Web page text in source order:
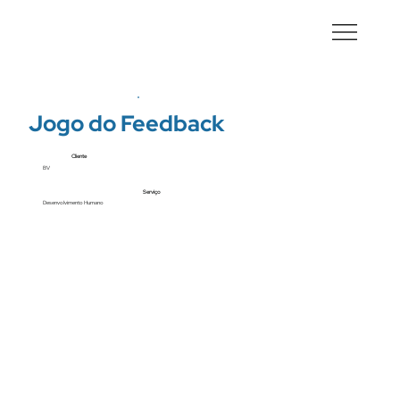
Jogo do Feedback
Cliente
BV
Serviço
Desenvolvimento Humano